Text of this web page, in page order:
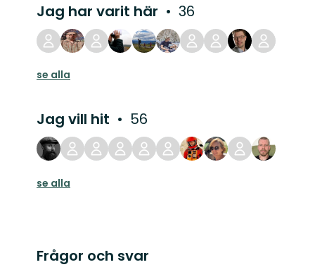
Jag har varit här 36
se alla
Jag vill hit 56
se alla
Frågor och svar